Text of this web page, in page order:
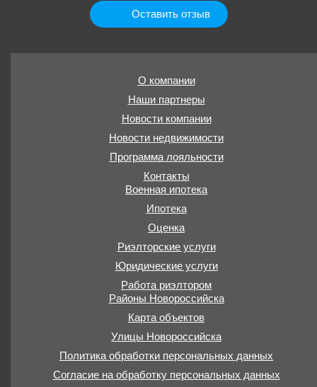
Оставить отзыв
О компании
Наши партнеры
Новости компании
Новости недвижимости
Программа лояльности
Контакты
Военная ипотека
Ипотека
Оценка
Риэлторские услуги
Юридические услуги
Работа риэлтором
Районы Новороссийска
Карта объектов
Улицы Новороссийска
Политика обработки персональных данных
Согласие на обработку персональных данных